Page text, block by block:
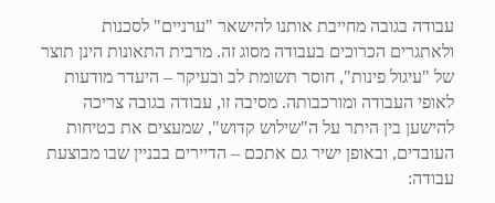
עבודה בגובה מחייבת אותנו להישאר "ערניים" לסכנות
ולאתגרים הכרוכים בעבודה מסוג זה. מרבית התאונות הינן תוצר
של "עיגול פינות", חוסר תשומת לב ובעיקר – היעדר מודעות
לאופי העבודה ומורכבותה. מסיבה זו, עבודה בגובה צריכה
להישען בין היתר על ה"שילוש קדוש", שמעצים את בטיחות
העובדים, ובאופן ישיר גם אתכם – הדיירים בבניין שבו מבוצעת
עבודה: